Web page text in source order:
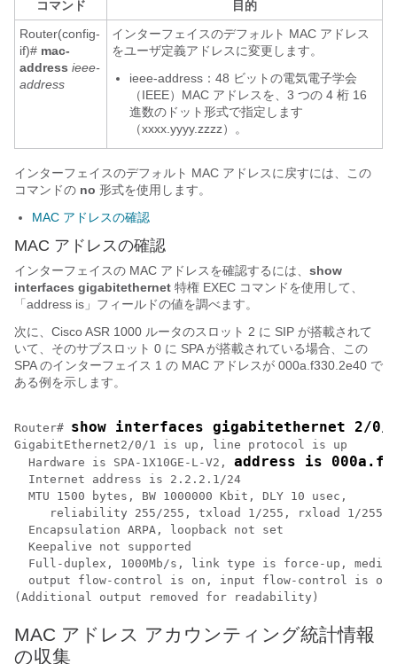
コマンド
目的
Router(config-
if)# mac-
address ieee-
address
インターフェイスのデフォルト MAC アドレス
をユーザ定義アドレスに変更します。
ieee-address ：48 ビットの電気電子学会
（IEEE）MAC アドレスを、3 つの 4 桁 16
進数のドット形式で指定します
（xxxx.yyyy.zzzz）。
インターフェイスのデフォルト MAC アドレスに戻すには、この
コマンドの no 形式を使用します。
MAC アドレスの確認
MAC アドレスの確認
インターフェイスの MAC アドレスを確認するには、 show
interfaces gigabitethernet 特権 EXEC コマンドを使用して、
「address is」フィールドの値を調べます。
次に、Cisco ASR 1000 ルータのスロット 2 に SIP が搭載されて
いて、そのサブスロット 0 に SPA が搭載されている場合、この
SPA のインターフェイス 1 の MAC アドレスが 000a.f330.2e40 で
ある例を示します。
Router# show interfaces gigabitethernet 2/0/
GigabitEthernet2/0/1 is up, line protocol is up
  Hardware is SPA-1X10GE-L-V2,
address is
  Internet address is 2.2.2.1/24
  MTU 1500 bytes, BW 1000000 Kbit, DLY 10 usec,
     reliability 255/255, txload 1/255, rxload 1/255
  Encapsulation ARPA, loopback not set
  Keepalive not supported
Full-duplex, 1000Mb/s, link type is force-up, media
  output flow-control is on, input flow-control is on
(Additional output removed for readability)
MAC アドレス アカウンティング統計情報
の収集